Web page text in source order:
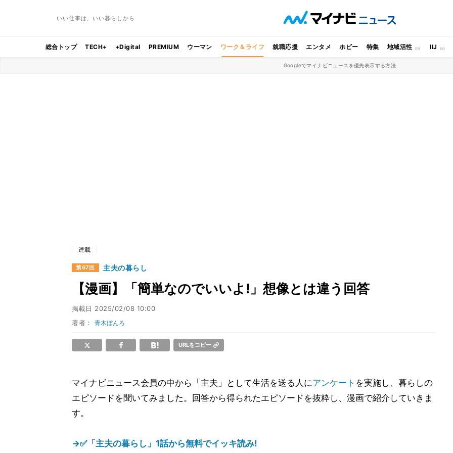
いい仕事は、いい暮らしから
総合トップ TECH+ +Digital PREMIUM ウーマン ワーク＆ライフ 就職応援 エンタメ ホビー 特集 地域活性 IIJ
Googleでマイナビニュースを優先表示する方法
連載
第67回 主夫の暮らし
【漫画】「簡単なのでいいよ!」想像とは違う回答
掲載日 2025/02/08 10:00
著者：青木ぼんろ
URLをコピー
マイナビニュース会員の中から「主夫」として生活を送る人にアンケート を実施し、暮らしの
エピソードを聞いてみました。回答から得られたエピソードを抜粋し、漫画で紹介していきま
す。
→✅「主夫の暮らし」1話から無料でイッキ読み!